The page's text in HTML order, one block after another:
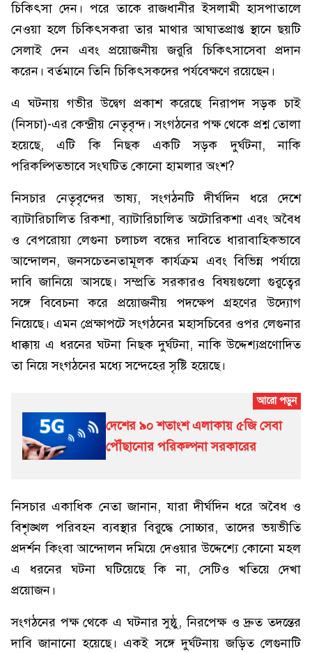
চিকিৎসা দেন। পরে তাকে রাজধানীর ইসলামী হাসপাতালে
নেওয়া হলে চিকিৎসকরা তার মাথার আঘাতপ্রাপ্ত স্থানে ছয়টি
সেলাই দেন এবং প্রয়োজনীয় জরুরি চিকিৎসাসেবা প্রদান
করেন। বর্তমানে তিনি চিকিৎসকদের পর্যবেক্ষণে রয়েছেন।
এ ঘটনায় গভীর উদ্বেগ প্রকাশ করেছে নিরাপদ সড়ক চাই
(নিসচা)-এর কেন্দ্রীয় নেতৃবৃন্দ। সংগঠনের পক্ষ থেকে প্রশ্ন তোলা
হয়েছে, এটি কি নিছক একটি সড়ক দুর্ঘটনা, নাকি
পরিকল্পিতভাবে সংঘটিত কোনো হামলার অংশ?
নিসচার নেতৃবৃন্দের ভাষ্য, সংগঠনটি দীর্ঘদিন ধরে দেশে
ব্যাটারিচালিত রিকশা, ব্যাটারিচালিত অটোরিকশা এবং অবৈধ
ও বেপরোয়া লেগুনা চলাচল বন্ধের দাবিতে ধারাবাহিকভাবে
আন্দোলন, জনসচেতনতামূলক কার্যক্রম এবং বিভিন্ন পর্যায়ে
দাবি জানিয়ে আসছে। সম্প্রতি সরকারও বিষয়গুলো গুরুত্বের
সঙ্গে বিবেচনা করে প্রয়োজনীয় পদক্ষেপ গ্রহণের উদ্যোগ
নিয়েছে। এমন প্রেক্ষাপটে সংগঠনের মহাসচিবের ওপর লেগুনার
ধাক্কায় এ ধরনের ঘটনা নিছক দুর্ঘটনা, নাকি উদ্দেশ্যপ্রণোদিত
তা নিয়ে সংগঠনের মধ্যে সন্দেহের সৃষ্টি হয়েছে।
দেশের ৯০ শতাংশ এলাকায় ৫জি সেবা
পৌঁছানোর পরিকল্পনা সরকারের
নিসচার একাধিক নেতা জানান, যারা দীর্ঘদিন ধরে অবৈধ ও
বিশৃঙ্খল পরিবহন ব্যবস্থার বিরুদ্ধে সোচ্চার, তাদের ভয়ভীতি
প্রদর্শন কিংবা আন্দোলন দমিয়ে দেওয়ার উদ্দেশ্যে কোনো মহল
এ ধরনের ঘটনা ঘটিয়েছে কি না, সেটিও খতিয়ে দেখা
প্রয়োজন।
সংগঠনের পক্ষ থেকে এ ঘটনার সুষ্ঠু, নিরপেক্ষ ও দ্রুত তদন্তের
দাবি জানানো হয়েছে। একই সঙ্গে দুর্ঘটনায় জড়িত লেগুনাটি